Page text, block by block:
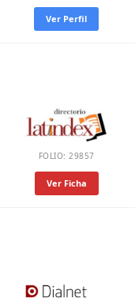
Ver Perfil
FOLIO: 29857
Ver Ficha